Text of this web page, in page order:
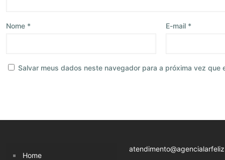
Nome * E-mail *
Salvar meus dados neste navegador para a próxima vez que
Home